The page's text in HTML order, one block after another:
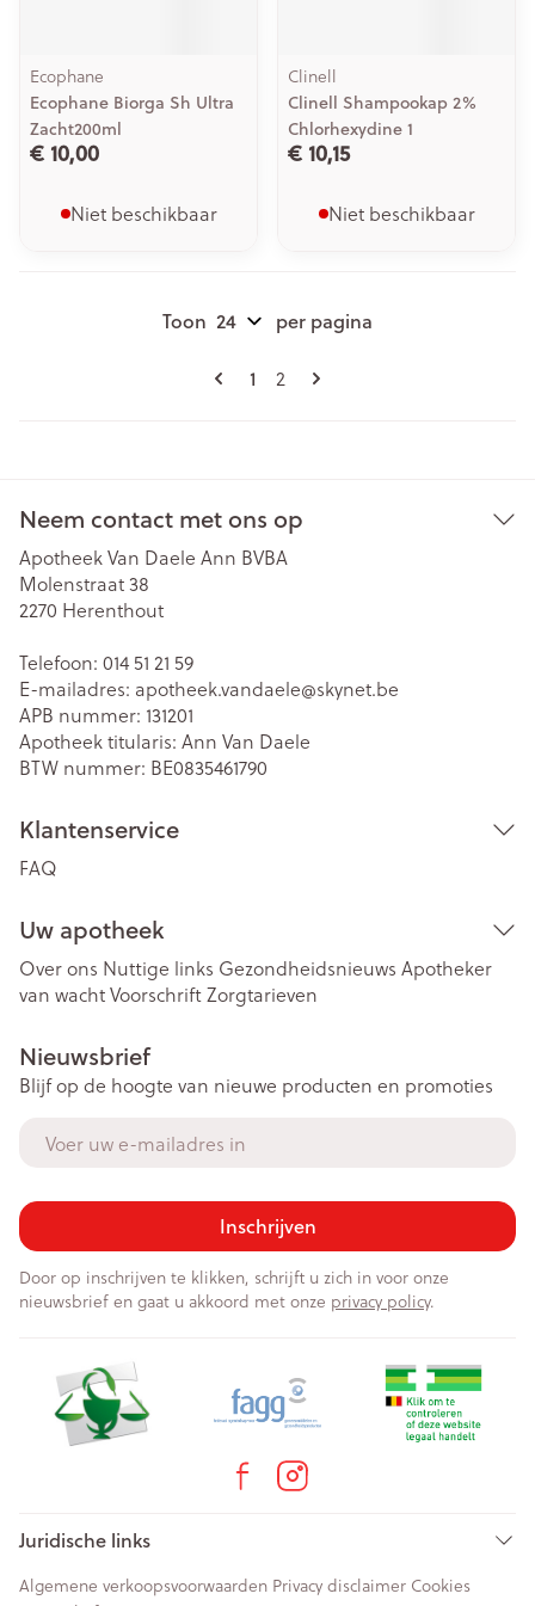
Ecophane
Ecophane Biorga Sh Ultra
Zacht200ml
€ 10,00
Niet beschikbaar
Clinell
Clinell Shampookap 2%
Chlorhexydine 1
€ 10,15
Niet beschikbaar
Pagina's
U lees momenteel pagina
1 Pagina
2
Toon per pagina
Neem contact met ons op
Apotheek Van Daele Ann BVBA
Molenstraat 38
2270 Herenthout
Telefoon: 014 51 21 59
E-mailadres: apotheek.vandaele@skynet.be
APB nummer: 131201
Apotheek titularis: Ann Van Daele
BTW nummer: BE0835461790
Klantenservice
FAQ
Uw apotheek
Over ons Nuttige links Gezondheidsnieuws Apotheker
van wachtVoorschriftZorgtarieven
Nieuwsbrief
Blijf op de hoogte van nieuwe producten en promoties
Inschrijven
Door op inschrijven te klikken, schrijft u zich in voor onze
nieuwsbrief en gaat u akkoord met onze privacy policy.
Juridische links
Algemene verkoopsvoorwaarden Privacy disclaimer Cookies